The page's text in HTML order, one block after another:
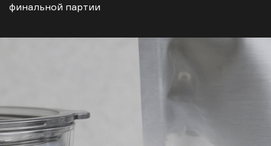
финальной партии